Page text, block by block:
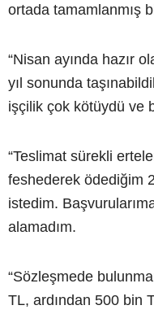
ortada tamamlanmış
“Nisan ayında hazır
yıl sonunda
işçilik çok kötüydü ve
“Teslimat sürekli
feshederek ödediğim
istedim.
alamadım.
“Sözleşmede
TL, ardından 500 bin